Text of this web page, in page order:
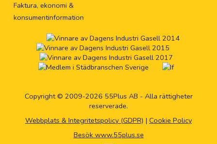
Faktura, ekonomi &
konsumentinformation
Copyright © 2009-2026 55Plus AB - Alla rättigheter
reserverade.
Webbplats & Integritetspolicy (GDPR) | Cookie Policy
Besök www.55plus.se